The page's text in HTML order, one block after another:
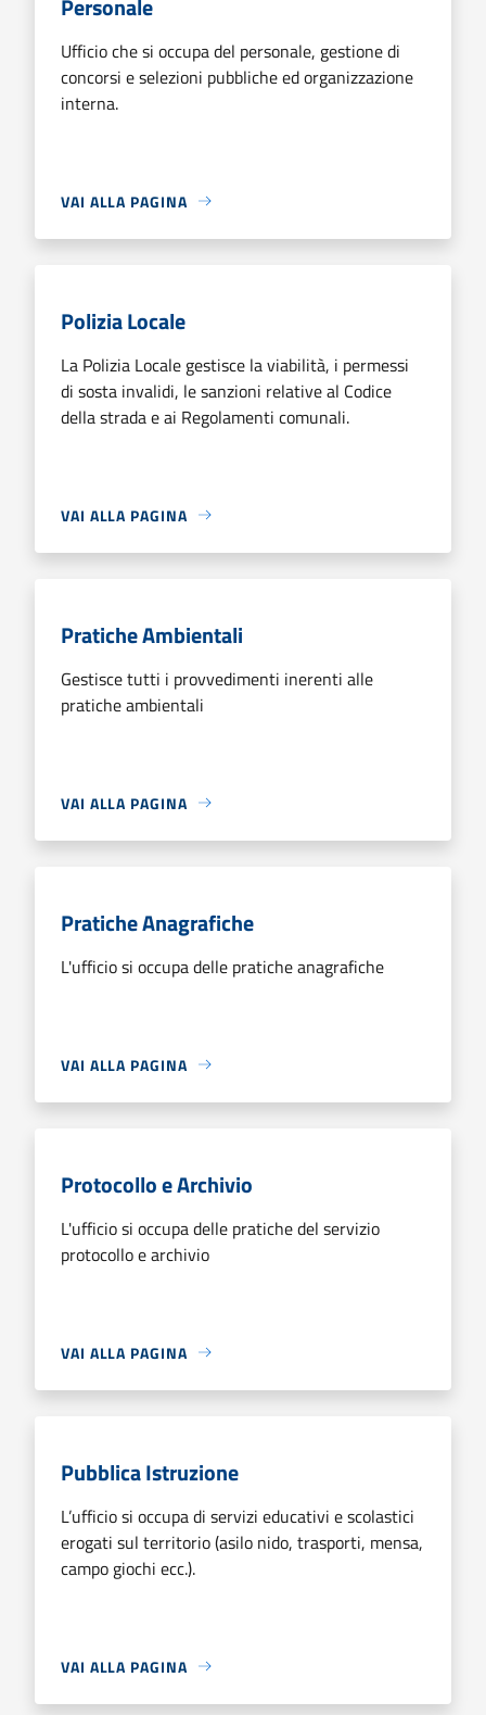
Ufficio che si occupa del personale, gestione di
concorsi e selezioni pubbliche ed organizzazione
interna.
VAI ALLA PAGINA
Polizia Locale
La Polizia Locale gestisce la viabilità, i permessi
di sosta invalidi, le sanzioni relative al Codice
della strada e ai Regolamenti comunali.
VAI ALLA PAGINA
Pratiche Ambientali
Gestisce tutti i provvedimenti inerenti alle
pratiche ambientali
VAI ALLA PAGINA
Pratiche Anagrafiche
L'ufficio si occupa delle pratiche anagrafiche
VAI ALLA PAGINA
Protocollo e Archivio
L'ufficio si occupa delle pratiche del servizio
protocollo e archivio
VAI ALLA PAGINA
Pubblica Istruzione
L’ufficio si occupa di servizi educativi e scolastici
erogati sul territorio (asilo nido, trasporti, mensa,
campo giochi ecc.).
VAI ALLA PAGINA